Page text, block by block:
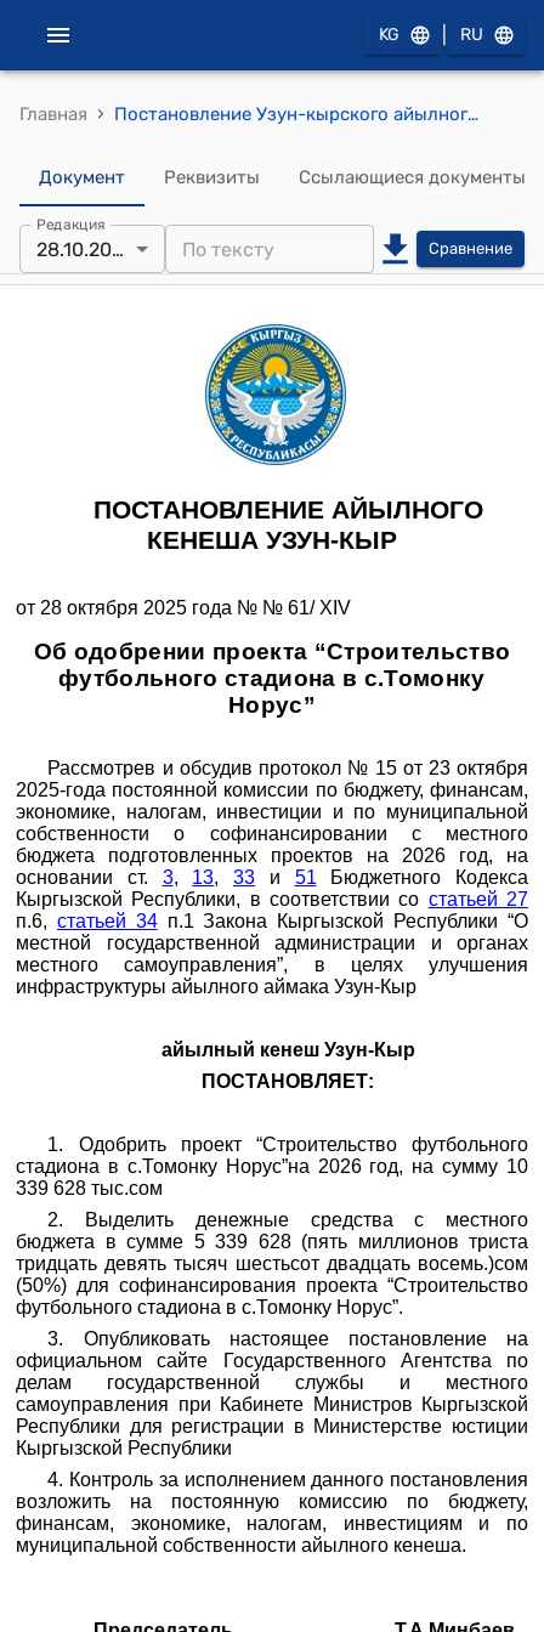
KG RU
Главная › Постановление Узун-кырского айылного кенеша от 28 октября 2025 года № № 61/ ХIV "Об одобрении проекта “Строительство футбольного стадиона в с.Томонку Норус”
Документ Реквизиты Ссылающиеся документы
Редакция
28.10.2025 Сравнение